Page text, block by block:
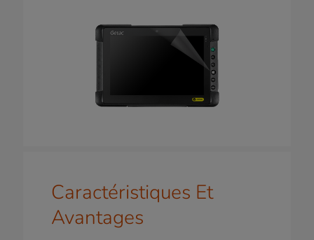
Caractéristiques Et
Avantages